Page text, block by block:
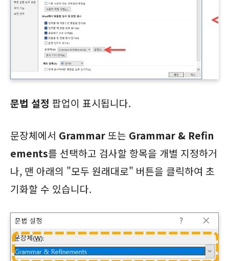
문법 설정 팝업이 표시됩니다.
문장체에서 Grammar 또는 Grammar & Refin
ements를 선택하고 검사할 항목을 개별 지정하거
나, 맨 아래의 "모두 원래대로" 버튼을 클릭하여 초
기화할 수 있습니다.